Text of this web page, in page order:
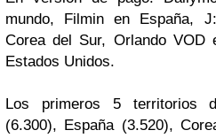
mundo, Filmin en España,
Corea del Sur, Orlando VOD
Estados Unidos.
Los primeros 5 territorios
(6.300), España (3.520),